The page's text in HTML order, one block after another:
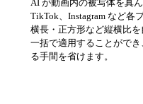
AI が動画内の被写体を真
TikTok、Instagram など各
横長・正方形など縦横比
一括で適用することがで
る手間を省けます。